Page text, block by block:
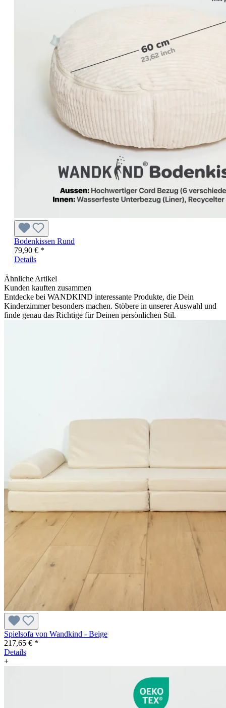
Bodenkissen Rund
79,90 € *
Details
Ähnliche Artikel
Kunden kauften zusammen
Entdecke bei WANDKIND interessante Produkte, die Dein
Kinderzimmer besonders machen. Stöbere in unserer Auswahl und
finde genau das Richtige für Deinen persönlichen Stil.
Spielsofa von Wandkind - Beige
217,65 € *
Details
+